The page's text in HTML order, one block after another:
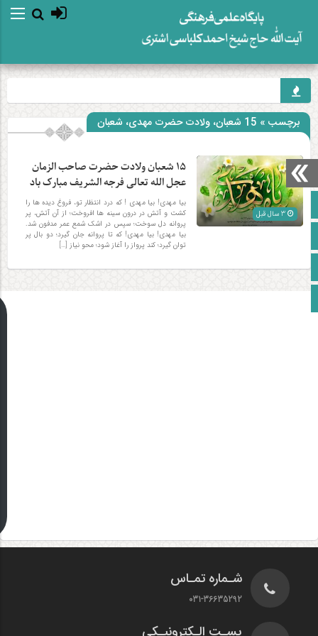
صفحه نخست
اینستاگرام
برچسب » 15 شعبان، ولادت حضرت مهدی، شعبان
۱۵ شعبان ولادت حضرت صاحب الزمان
عجل الله تعالی فرجه الشریف مبارک باد
بیا مهدی! بیا مهدی ! که درد انتظار تو، فروغ دیده ها را
کشت و آتش در درون سینه ها افروخت؛ از آن آتش، پر
پروانه دل سوخت؛ سپس در اشک شمع عمر مدفون شد.
بیا مهدی! بیا مهدی! که تا پروانه جان گیرد؛ دو بال پر
توان گیرد؛ کند پرواز را آغاز شود؛ محو نیاز […]
شـماره تمـاس
031-36635292